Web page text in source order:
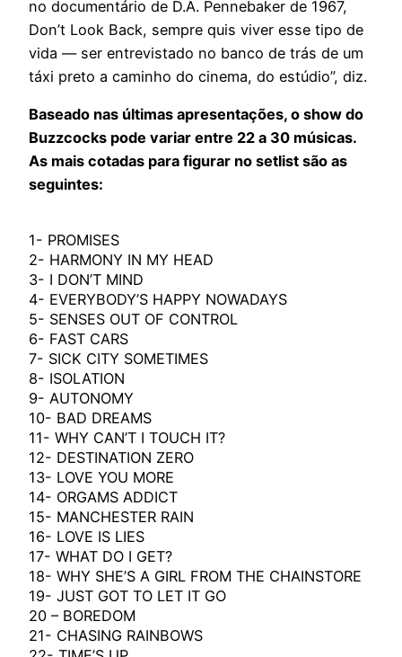
no documentário de D.A. Pennebaker de 1967,
Don’t Look Back, sempre quis viver esse tipo de
vida — ser entrevistado no banco de trás de um
táxi preto a caminho do cinema, do estúdio”, diz.
Baseado nas últimas apresentações, o show do
Buzzcocks pode variar entre 22 a 30 músicas.
As mais cotadas para figurar no setlist são as
seguintes:
1- PROMISES
2- HARMONY IN MY HEAD
3- I DON’T MIND
4- EVERYBODY’S HAPPY NOWADAYS
5- SENSES OUT OF CONTROL
6- FAST CARS
7- SICK CITY SOMETIMES
8- ISOLATION
9- AUTONOMY
10- BAD DREAMS
11- WHY CAN’T I TOUCH IT?
12- DESTINATION ZERO
13- LOVE YOU MORE
14- ORGAMS ADDICT
15- MANCHESTER RAIN
16- LOVE IS LIES
17- WHAT DO I GET?
18- WHY SHE’S A GIRL FROM THE CHAINSTORE
19- JUST GOT TO LET IT GO
20 – BOREDOM
21- CHASING RAINBOWS